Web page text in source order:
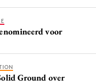
voor
Ground over